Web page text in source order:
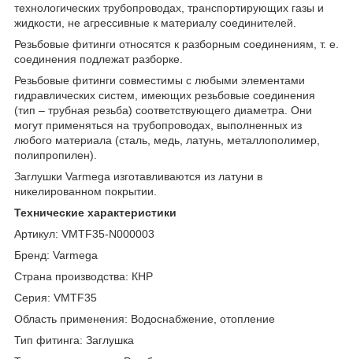
технологических трубопроводах, транспортирующих газы и
жидкости, не агрессивные к материалу соединителей.
Резьбовые фитинги относятся к разборным соединениям, т. е.
соединения подлежат разборке.
Резьбовые фитинги совместимы с любыми элементами
гидравлических систем, имеющих резьбовые соединения
(тип – трубная резьба) соответствующего диаметра. Они
могут применяться на трубопроводах, выполненных из
любого материала (сталь, медь, латунь, металлополимер,
полипропилен).
Заглушки Varmega изготавливаются из латуни в
никелированном покрытии.
Технические характеристики
Артикул: VMTF35-N000003
Бренд: Varmega
Страна производства: КНР
Серия: VMTF35
Область применения: Водоснабжение, отопление
Тип фитинга: Заглушка